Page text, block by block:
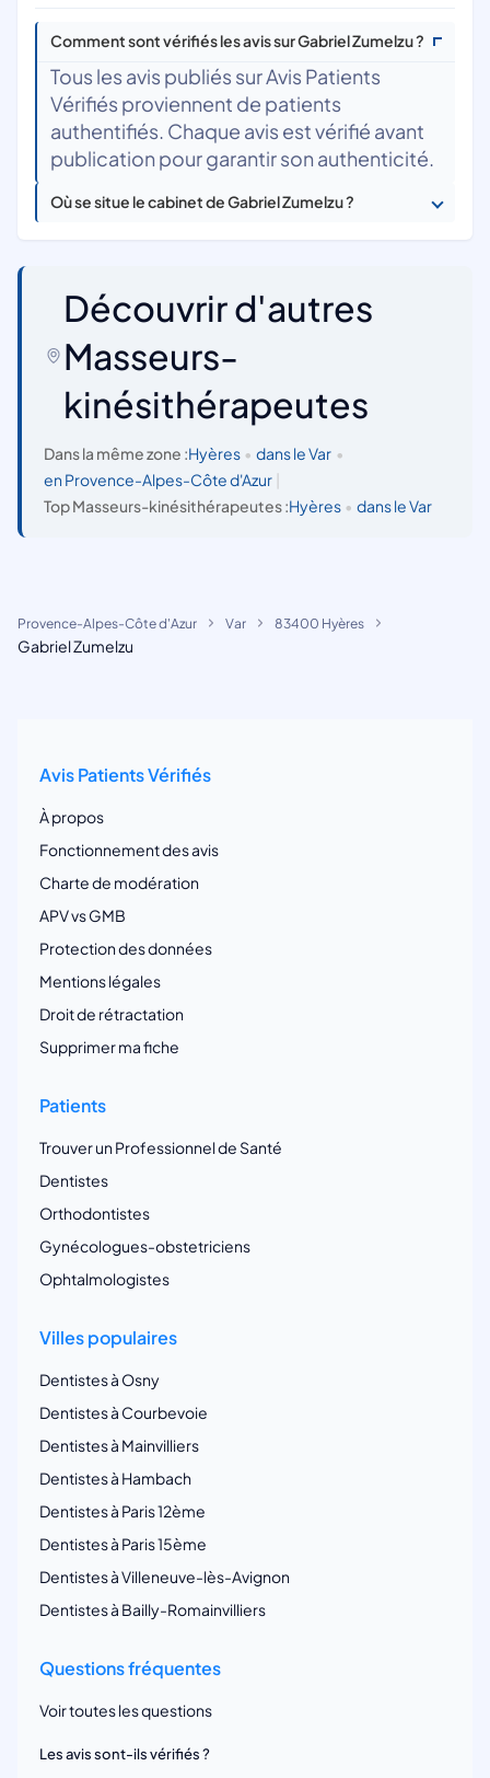
Comment sont vérifiés les avis sur Gabriel Zumelzu ?
Tous les avis publiés sur Avis Patients
Vérifiés proviennent de patients
authentifiés. Chaque avis est vérifié avant
publication pour garantir son authenticité.
Où se situe le cabinet de Gabriel Zumelzu ?
Découvrir d'autres
Masseurs-
kinésithérapeutes
Dans la même zone :Hyères • dans le Var •
en Provence-Alpes-Côte d'Azur
Top Masseurs-kinésithérapeutes :Hyères • dans le Var
Provence-Alpes-Côte d'Azur Var 83400 Hyères
Gabriel Zumelzu
Avis Patients Vérifiés
À propos
Fonctionnement des avis
Charte de modération
APV vs GMB
Protection des données
Mentions légales
Droit de rétractation
Supprimer ma fiche
Patients
Trouver un Professionnel de Santé
Dentistes
Orthodontistes
Gynécologues-obstetriciens
Ophtalmologistes
Villes populaires
Dentistes à Osny
Dentistes à Courbevoie
Dentistes à Mainvilliers
Dentistes à Hambach
Dentistes à Paris 12ème
Dentistes à Paris 15ème
Dentistes à Villeneuve-lès-Avignon
Dentistes à Bailly-Romainvilliers
Questions fréquentes
Voir toutes les questions
Les avis sont-ils vérifiés ?